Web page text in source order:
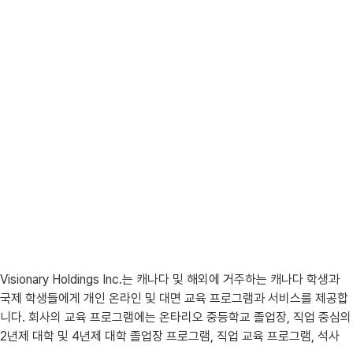
Visionary Holdings Inc.는 캐나다 및 해외에 거주하는 캐나다 학생과
국제 학생들에게 개인 온라인 및 대면 교육 프로그램과 서비스를 제공합
니다. 회사의 교육 프로그램에는 온타리오 중등학교 졸업장, 직업 중심의
2년제 대학 및 4년제 대학 졸업장 프로그램, 직업 교육 프로그램, 석사